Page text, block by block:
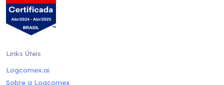
Links Úteis
Logcomex.ai
Sobre a Logcomex